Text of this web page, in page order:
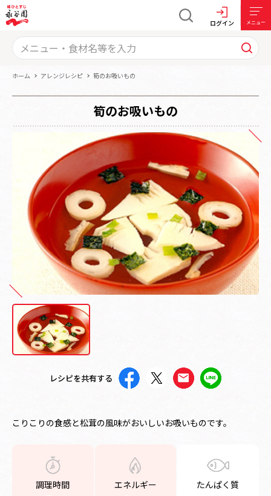
ログイン メニュー
ホーム アレンジレシピ 筍のお吸いもの
筍のお吸いもの
レシピを共有する
こりこりの食感と松茸の風味がおいしいお吸いものです。
調理時間 エネルギー たんぱく質